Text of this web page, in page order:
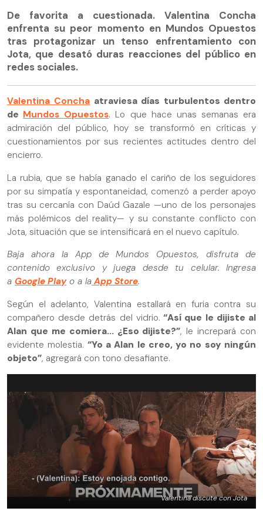
De favorita a cuestionada. Valentina Concha
enfrenta su peor momento en Mundos Opuestos
tras protagonizar un tenso enfrentamiento con
Jota, que desató duras reacciones del público en
redes sociales.
Valentina Concha atraviesa días turbulentos dentro
de Mundos Opuestos. Lo que hace unas semanas era
admiración del público, hoy se transformó en críticas y
cuestionamientos por sus recientes actitudes dentro del
encierro.
La rubia, que se había ganado el cariño de los seguidores
por su simpatía y espontaneidad, comenzó a perder apoyo
tras su cercanía con Daúd Gazale —uno de los personajes
más polémicos del reality— y su constante conflicto con
Jota, situación que se intensificará en el nuevo capítulo.
Baja ahora la App de Mundos Opuestos, disfruta de
contenido exclusivo y juega desde tu celular. Ingresa
a Google Playo a laApp Store.
Según el adelanto, Valentina estallará en furia contra su
compañero desde detrás del vidrio. “Así que le dijiste al
Alan que me comiera... ¿Eso dijiste?”, le increpará con
evidente molestia. “Yo a Alan le creo, yo no soy ningún
objeto”, agregará con tono desafiante.
Valentina discute con Jota